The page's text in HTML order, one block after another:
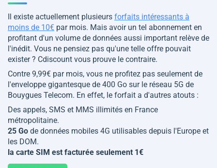
Il existe actuellement plusieurs forfaits intéressants à
moins de 10€ par mois. Mais avoir un tel abonnement en
profitant d'un volume de données aussi important relève de
l'inédit. Vous ne pensiez pas qu'une telle offre pouvait
exister ? Cdiscount vous prouve le contraire.
Contre 9,99€ par mois, vous ne profitez pas seulement de
l'enveloppe gigantesque de 400 Go sur le réseau 5G de
Bouygues Telecom. En effet, le forfait a d'autres atouts :
Des appels, SMS et MMS illimités en France
métropolitaine.
25 Go de données mobiles 4G utilisables depuis l'Europe et
les DOM.
la carte SIM est facturée seulement 1€